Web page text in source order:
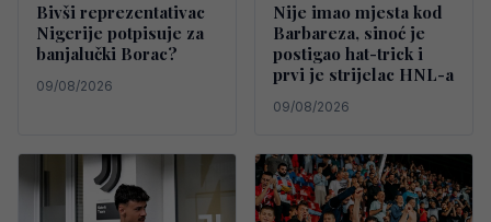
Bivši reprezentativac
Nigerije potpisuje za
banjalučki Borac?
09/08/2026
Nije imao mjesta kod
Barbareza, sinoć je
postigao hat-trick i
prvi je strijelac HNL-a
09/08/2026